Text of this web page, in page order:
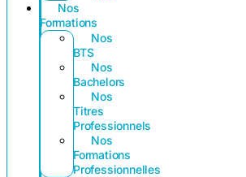
Nos
Formations
Nos
BTS
Nos
Bachelors
Nos
Titres
Professionnels
Nos
Formations
Professionnelles